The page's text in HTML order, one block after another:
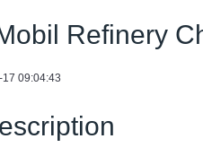
Refinery
09:04:43